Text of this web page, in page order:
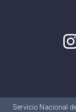
Servicio Nacional